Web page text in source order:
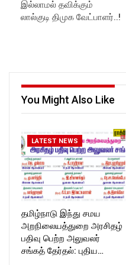
ockforttimes
Like us on:
https://www.facebook.com/R
https://twitter.com/ROCKFOR
T_TIMES
இல்லாமல் தவிக்கும்
லால்குடி திமுக வேட்பாளர்..!
You Might Also Like
LATEST NEWS
தமிழ்நாடு இந்து சமய
அறநிலையத்துறை அரசிதழ்
பதிவு பெற்ற அலுவலர்
சங்கத் தேர்தல்: புதிய…